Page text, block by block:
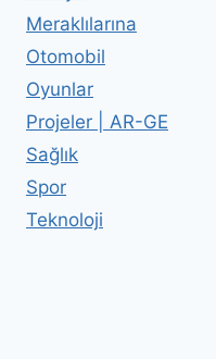
Meraklılarına
Otomobil
Oyunlar
Projeler | AR-GE
Sağlık
Spor
Teknoloji